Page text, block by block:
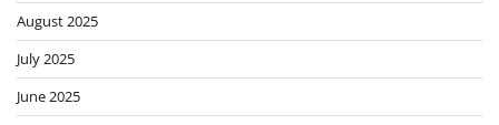
August 2025
July 2025
June 2025